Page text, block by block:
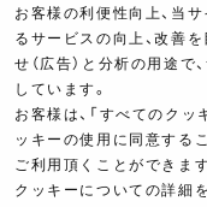
イベント情報
イベントスケジュール
ツーリングブレイクタイム
製品ポスター
お客様の利便性向上、当
るサービスの向上、改善
せ（広告）と分析の用途
しています。
お客様は、「すべてのク
ッキーの使用に同意する
ご利用頂くことができます
クッキーについての詳細